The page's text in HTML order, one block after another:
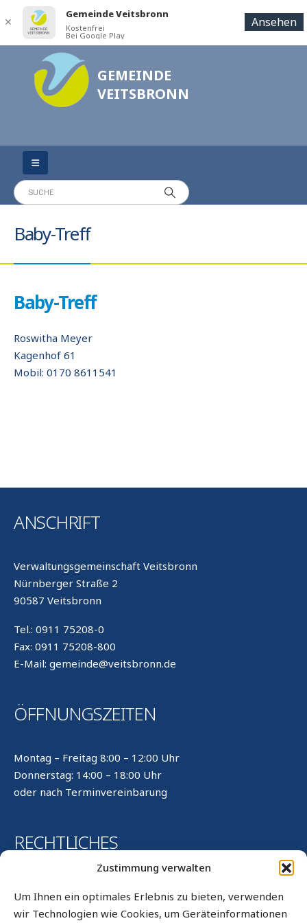
Zustimmung verwalten
Um Ihnen ein optimales Erlebnis zu bieten, verwenden
wir Technologien wie Cookies, um Geräteinformationen
GEMEINDE
VEITSBRONN
Baby-Treff
Baby-Treff
Roswitha Meyer
Kagenhof 61
Mobil: 0170 8611541
ANSCHRIFT
Verwaltungsgemeinschaft Veitsbronn
Nürnberger Straße 2
90587 Veitsbronn
Tel.: 0911 75208-0
Fax: 0911 75208-800
E-Mail: gemeinde@veitsbronn.de
ÖFFNUNGSZEITEN
Montag – Freitag 8:00 – 12:00 Uhr
Donnerstag: 14:00 – 18:00 Uhr
oder nach Terminvereinbarung
RECHTLICHES
Impressum
✕
Gemeinde Veitsbronn
Kostenfrei
Bei Google Play
Ansehen